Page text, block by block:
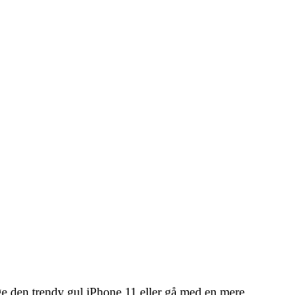
den trendy gul iPhone 11 eller gå med en mere